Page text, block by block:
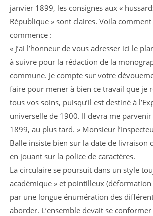
janvier 1899, les consignes aux «
République » sont claires. Voila
commence :
« J’ai l’honneur de vous adresser ici le
à suivre pour la rédaction de la
commune. Je compte sur votre
faire pour mener à bien ce travail que je
tous vos soins, puisqu’il est destiné à
universelle de 1900. Il devra me
1899, au plus tard. » Monsieur
Balle insiste bien sur la date de livraison
en jouant sur la police de caractères.
La circulaire se poursuit dans un style
académique » et pointilleux
par une longue énumération des
aborder. L’ensemble devait se